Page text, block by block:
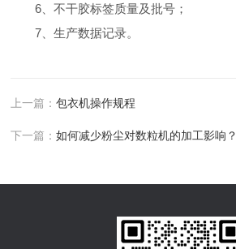
6、不干胶标签质量及批号；
7、生产数据记录。
上一篇：包衣机操作规程
下一篇：如何减少粉尘对数粒机的加工影响？